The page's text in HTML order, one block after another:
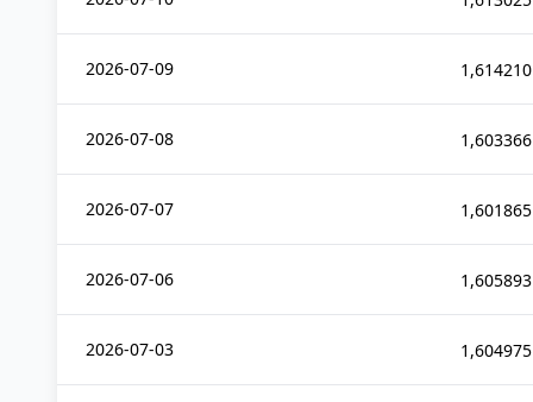
2026-07-09 1,614210
2026-07-08 1,603366
2026-07-07 1,601865
2026-07-06 1,605893
2026-07-03 1,604975